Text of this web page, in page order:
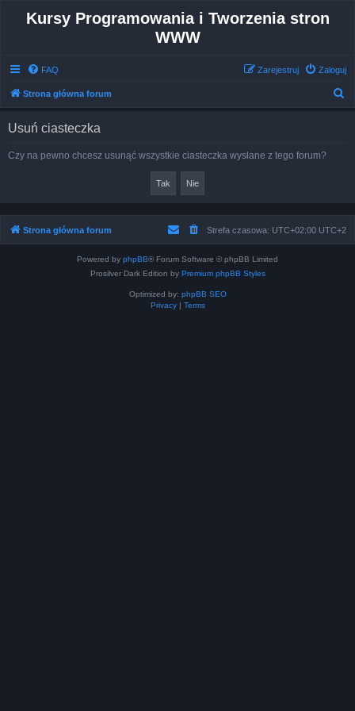
Kursy Programowania i Tworzenia stron
WWW
FAQ Zaloguj
Zarejestruj
Strona główna forum
Usuń ciasteczka
Czy na pewno chcesz usunąć wszystkie ciasteczka wysłane z tego forum?
Strona główna forum Strefa czasowa: UTC+02:00 UTC+2
Powered by phpBB® Forum Software © phpBB Limited
Prosilver Dark Edition by Premium phpBB Styles
Optimized by: phpBB SEO
Privacy| Terms